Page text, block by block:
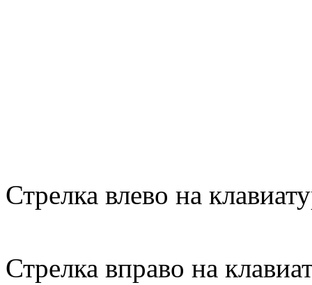
Стрелка влево на
Стрелка вправо на